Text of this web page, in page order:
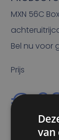
MXN 56C
Bel nu voor
Prijs
€
Alle
van